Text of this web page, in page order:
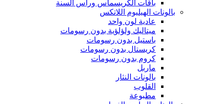
باقات الكريسماس ورأس السنة
بالونات الهيليوم اللاتكس
عادية لون واحد
ميتاليك ولؤلؤية بدون رسومات
باستيل بدون رسومات
كريستال بدون رسومات
كروم بدون رسومات
ماربل
بالونات النثار
القلوب
مطبوعة